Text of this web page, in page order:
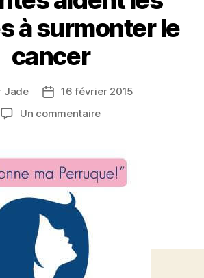
à surmonter le
cancer
Jade
Date16 février 2015
Un commentairesur
Belles
et
Battantes